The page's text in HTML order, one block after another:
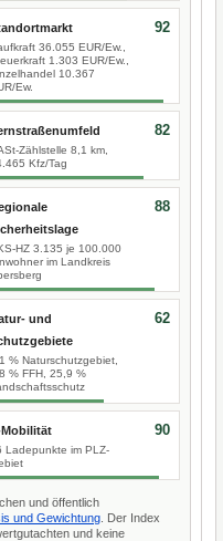
36.055 EUR/Ew.,
1.303 EUR/Ew.,
10.367
Ew.
92
Zählstelle 8,1 km,
Kfz/Tag
82
HZ 3.135 je 100.000
im Landkreis
88
und
% Naturschutzgebiet,
% FFH, 25,9 %
62
Mobilität
Ladepunkte im PLZ-
90
und öffentlich
und Gewichtung . Der Index
und keine